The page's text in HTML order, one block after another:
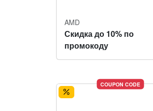
AMD
Скидка до 10% по
промокоду
COUPON CODE